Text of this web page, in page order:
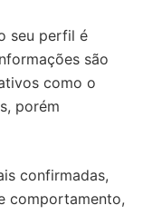
seu perfil é
são
como o
porém
confirmadas,
comportamento,